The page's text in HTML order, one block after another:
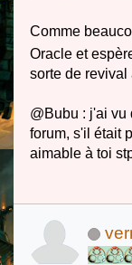
Comme
Oracle et
sorte de revival
@Bubu : j'ai vu
forum, s'il était
aimable à toi